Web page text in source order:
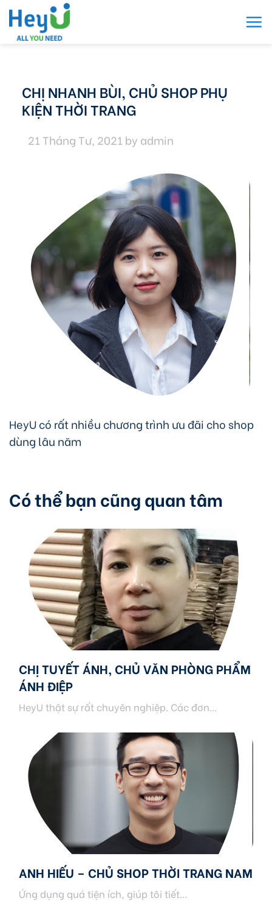
Skip
to
content
CHỊ NHANH BÙI, CHỦ SHOP PHỤ
KIỆN THỜI TRANG
21 Tháng Tư, 2021 by admin
HeyU có rất nhiều chương trình ưu đãi cho shop
dùng lâu năm
Có thể bạn cũng quan tâm
CHỊ TUYẾT ÁNH, CHỦ VĂN PHÒNG PHẨM
ÁNH ĐIỆP
HeyU thật sự rất chuyên nghiệp. Các đơn...
ANH HIẾU – CHỦ SHOP THỜI TRANG NAM
Ứng dụng quá tiện ích, giúp tôi tiết...